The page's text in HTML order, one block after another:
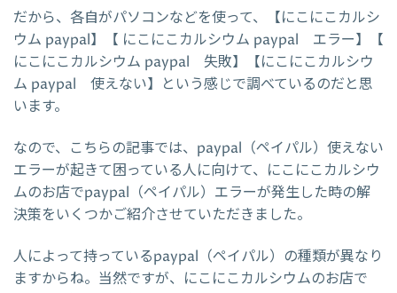
だから、各自がパソコンなどを使って、【にこにこカルシ
ウム paypal】【 にこにこカルシウム paypal エラー】【
にこにこカルシウム paypal 失敗】【にこにこカルシウ
ム paypal 使えない】という感じで調べているのだと思
います。
なので、こちらの記事では、paypal（ペイパル）使えない
エラーが起きて困っている人に向けて、にこにこカルシウ
ムのお店でpaypal（ペイパル）エラーが発生した時の解
決策をいくつかご紹介させていただきました。
人によって持っているpaypal（ペイパル）の種類が異なり
ますからね。当然ですが、にこにこカルシウムのお店で